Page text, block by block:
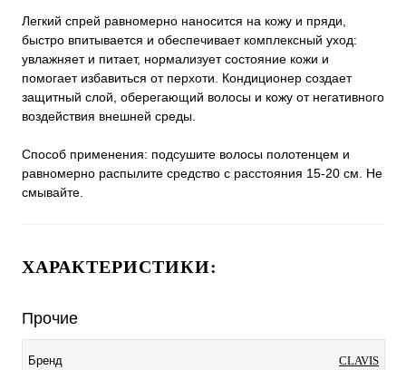
Легкий спрей равномерно наносится на кожу и пряди,
быстро впитывается и обеспечивает комплексный уход:
увлажняет и питает, нормализует состояние кожи и
помогает избавиться от перхоти. Кондиционер создает
защитный слой, оберегающий волосы и кожу от негативного
воздействия внешней среды.
Способ применения: подсушите волосы полотенцем и
равномерно распылите средство с расстояния 15-20 см. Не
смывайте.
ХАРАКТЕРИСТИКИ:
Прочие
Бренд CLAVIS